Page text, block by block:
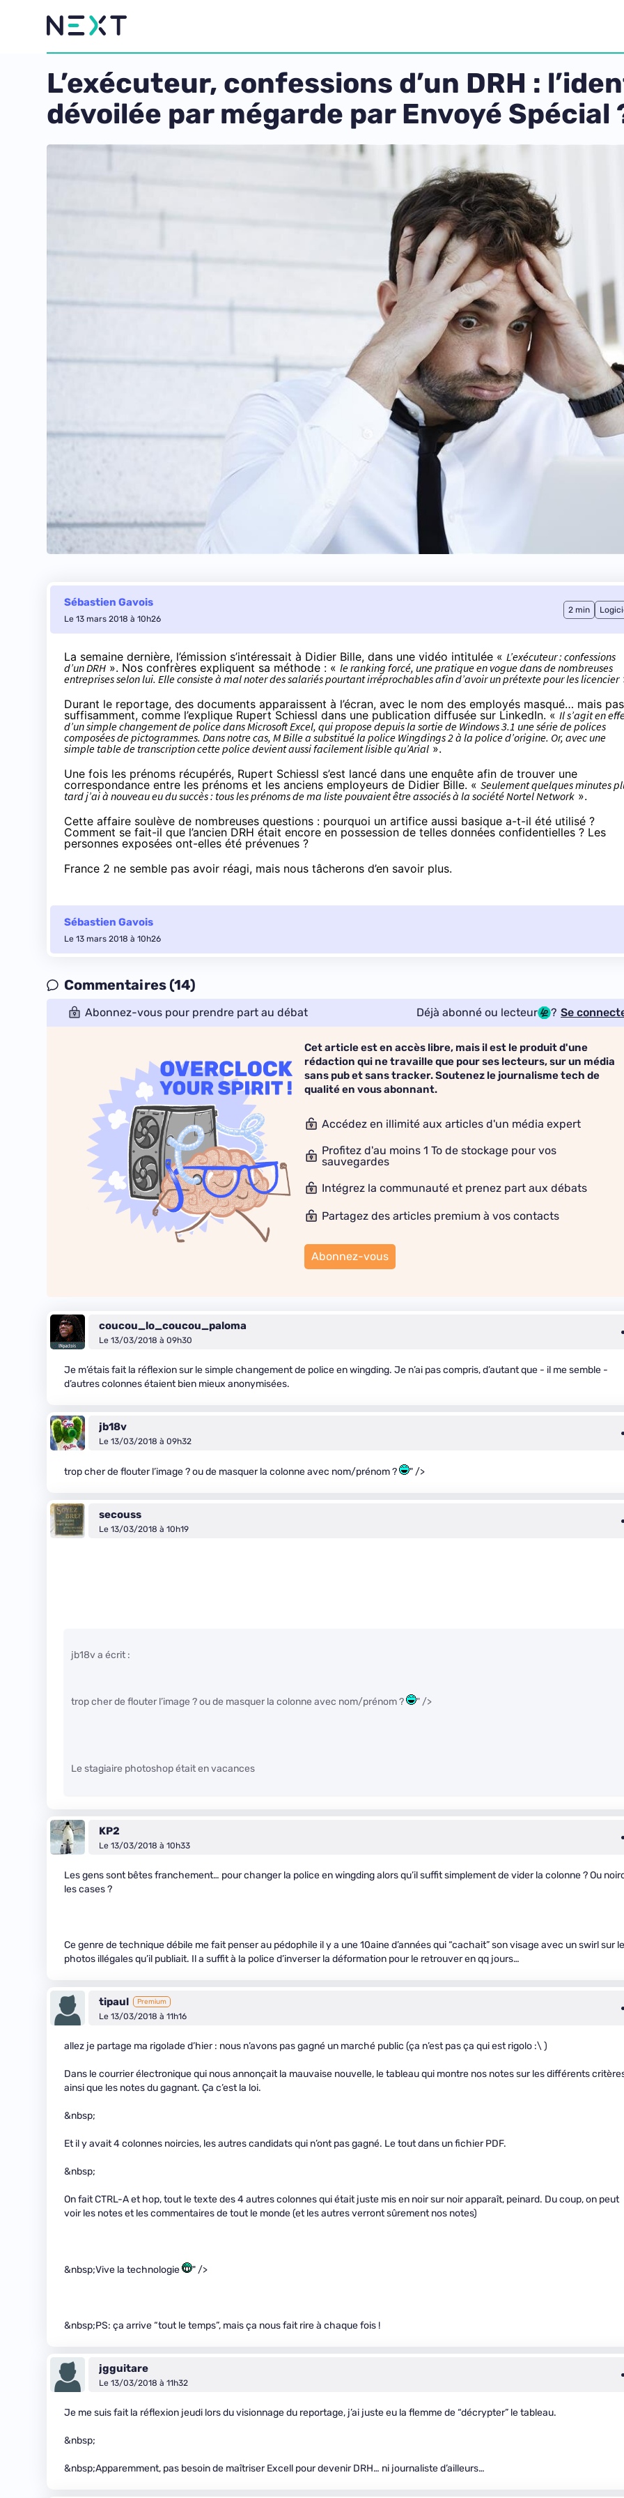
L’exécuteur, confessions d’un DRH :
dévoilée par mégarde par Envoyé Spécial
Sébastien Gavois
Le 13 mars 2018 à 10h26
2 min
La semaine dernière, l’émission s’intéressait à Didier Bille, dans une vidéo intitulée « L’exécuteur : confessions
d’un DRH ». Nos confrères expliquent sa méthode : « le ranking forcé, une pratique en vogue dans de nombreuses
entreprises selon lui. Elle consiste à mal noter des salariés pourtant irréprochables afin d’avoir un prétexte pour les licencier
Durant le reportage, des documents apparaissent à l’écran, avec le nom des employés masqué… mais pas
suffisamment, comme l’explique Rupert Schiessl dans une publication diffusée sur LinkedIn. « Il s’agit en
d’un simple changement de police dans Microsoft Excel, qui propose depuis la sortie de Windows 3.1 une série de polices
composées de pictogrammes. Dans notre cas, M Bille a substitué la police Wingdings 2 à la police d’origine. Or, avec une
simple table de transcription cette police devient aussi facilement lisible qu’Arial ».
Une fois les prénoms récupérés, Rupert Schiessl s’est lancé dans une enquête afin de trouver une
correspondance entre les prénoms et les anciens employeurs de Didier Bille. « Seulement quelques minutes
tard j’ai à nouveau eu du succès : tous les prénoms de ma liste pouvaient être associés à la société Nortel Network ».
Cette affaire soulève de nombreuses questions : pourquoi un artifice aussi basique a-t-il été utilisé ?
Comment se fait-il que l’ancien DRH était encore en possession de telles données confidentielles ? Les
personnes exposées ont-elles été prévenues ?
France 2 ne semble pas avoir réagi, mais nous tâcherons d’en savoir plus.
Sébastien Gavois
Le 13 mars 2018 à 10h26
Commentaires (14)
Abonnez-vous pour prendre part au débat Déjà abonné ou lecteur ? Se
Cet article est en accès libre, mais il est le produit d'une
rédaction qui ne travaille que pour ses lecteurs, sur un média
sans pub et sans tracker. Soutenez le journalisme tech de
qualité en vous abonnant.
Accédez en illimité aux articles d'un média expert
Profitez d'au moins 1 To de stockage pour vos
sauvegardes
Intégrez la communauté et prenez part aux débats
Partagez des articles premium à vos contacts
Abonnez-vous
coucou_lo_coucou_paloma
Le 13/03/2018 à 09h30
Je m’étais fait la réflexion sur le simple changement de police en wingding. Je n’ai pas compris, d’autant que - il me semble -
d’autres colonnes étaient bien mieux anonymisées.
jb18v
Le 13/03/2018 à 09h32
trop cher de flouter l’image ? ou de masquer la colonne avec nom/prénom ? " />
secouss
Le 13/03/2018 à 10h19
jb18v a écrit :
trop cher de flouter l’image ? ou de masquer la colonne avec nom/prénom ? " />
Le stagiaire photoshop était en vacances
KP2
Le 13/03/2018 à 10h33
Les gens sont bêtes franchement… pour changer la police en wingding alors qu’il suffit simplement de vider la colonne ? Ou
les cases ?
Ce genre de technique débile me fait penser au pédophile il y a une 10aine d’années qui “cachait” son visage avec un swirl sur
photos illégales qu’il publiait. Il a suffit à la police d’inverser la déformation pour le retrouver en qq jours…
tipaul Premium
Le 13/03/2018 à 11h16
allez je partage ma rigolade d’hier : nous n’avons pas gagné un marché public (ça n’est pas ça qui est rigolo :\ )
Dans le courrier électronique qui nous annonçait la mauvaise nouvelle, le tableau qui montre nos notes sur les différents
ainsi que les notes du gagnant. Ça c’est la loi.
&nbsp;
Et il y avait 4 colonnes noircies, les autres candidats qui n’ont pas gagné. Le tout dans un fichier PDF.
&nbsp;
On fait CTRL-A et hop, tout le texte des 4 autres colonnes qui était juste mis en noir sur noir apparaît, peinard. Du coup, on peut
voir les notes et les commentaires de tout le monde (et les autres verront sûrement nos notes)
&nbsp;Vive la technologie " />
&nbsp;PS: ça arrive “tout le temps”, mais ça nous fait rire à chaque fois !
jgguitare
Le 13/03/2018 à 11h32
Je me suis fait la réflexion jeudi lors du visionnage du reportage, j’ai juste eu la flemme de “décrypter” le tableau.
&nbsp;
&nbsp;Apparemment, pas besoin de maîtriser Excell pour devenir DRH… ni journaliste d’ailleurs…